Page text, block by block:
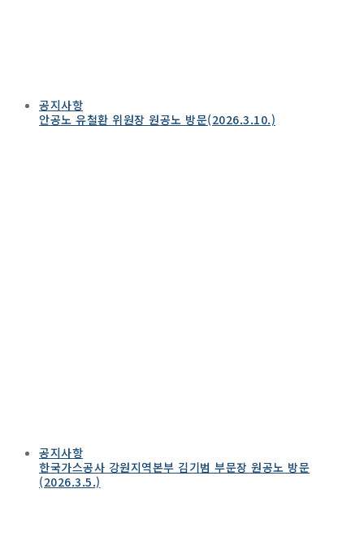
공지사항
안공노 유철환 위원장 원공노 방문(2026.3.10.)
공지사항
한국가스공사 강원지역본부 김기범 부문장 원공노 방문
(2026.3.5.)